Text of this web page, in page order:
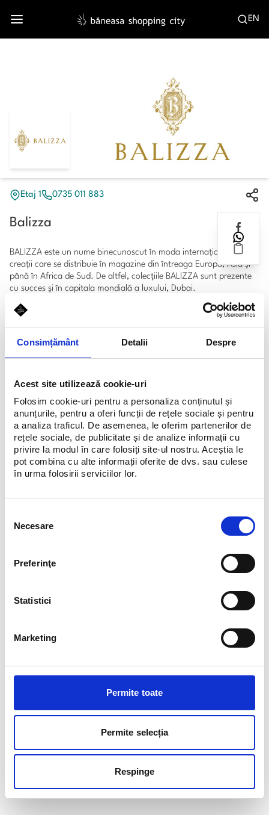
Consimțământ Detalii Despre
Acest site utilizează cookie-uri
Folosim cookie-uri pentru a personaliza conținutul și
anunțurile, pentru a oferi funcții de rețele sociale și pentru
a analiza traficul. De asemenea, le oferim partenerilor de
rețele sociale, de publicitate și de analize informații cu
privire la modul în care folosiți site-ul nostru. Aceștia le
pot combina cu alte informații oferite de dvs. sau culese
în urma folosirii serviciilor lor.
consimțământului
Necesare
Preferinţe
Statistici
Marketing
Permite toate
Permite selecția
Respinge
EN
Etaj 1 0735 011 883
Balizza
BALIZZA este un nume binecunoscut în moda internaţională, cu
creaţii care se distribuie în magazine din întreaga Europă, Asia şi
până în Africa de Sud. De altfel, colecţiile BALIZZA sunt prezente
cu succes şi în capitala mondială a luxului, Dubai.
Beneficiind de talentul tânărului designer italian, Stefano
GUERRIERO, creaţiile BALIZZA au fost remarcate şi de editorii
VOGUE, fiind introduse în diverse pictoriale.
Schedule
Luni-Duminică, 10:00 - 22:00